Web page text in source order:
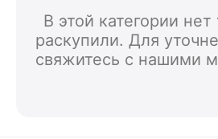
В этой категории нет
раскупили. Для
свяжитесь с нашими